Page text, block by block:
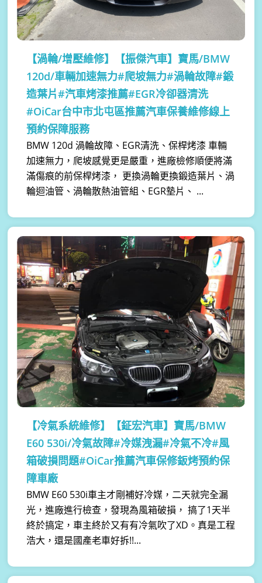
【渦輪/增壓維修】
【振傑汽車】寶馬/BMW
120d/車輛加速無力#爬坡無力#渦輪故障#鍛
造葉片#汽車烤漆推薦#EGR冷卻器清洗
#OiCar台中市北屯區推薦汽車保養維修線上
預約保障服務
BMW 120d 渦輪故障、EGR清洗、保桿烤漆 車輛
加速無力，爬坡感覺更是嚴重，進廠檢修順便將滿
滿傷痕的前保桿烤漆， 更換渦輪更換鍛造葉片、渦
輪迴油管、渦輪散熱油管組、EGR墊片、 ...
【冷氣系統維修】
【鉦宏汽車】寶馬/BMW
E60 530i/冷氣故障#冷媒洩漏#冷氣不冷#風
箱破損問題#OiCar推薦汽車保修鈑烤預約保
障車廠
BMW E60 530i車主才剛補好冷媒，二天就完全漏
光，進廠進行檢查，發現為風箱破損， 搞了1天半
終於搞定，車主終於又有有冷氣吹了XD。真是工程
浩大，還是國產老車好拆!!...